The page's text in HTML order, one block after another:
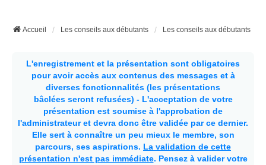
Accueil Les conseils aux débutants Les conseils aux débutants
L'enregistrement et la présentation sont obligatoires
pour avoir accès aux contenus des messages et à
diverses fonctionnalités (les présentations
bâclées seront refusées) - L'acceptation de votre
présentation est soumise à l'approbation de
l'administrateur et devra donc être validée par ce dernier.
Elle sert à connaître un peu mieux le membre, son
parcours, ses aspirations. La validation de cette
présentation n'est pas immédiate. Pensez à valider votre